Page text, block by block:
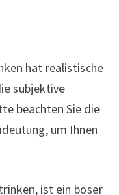
hat realistische
subjektive
beachten Sie die
um Ihnen
ist ein böser